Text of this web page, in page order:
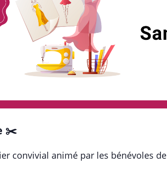
✂️
convivial animé par les bénévoles de